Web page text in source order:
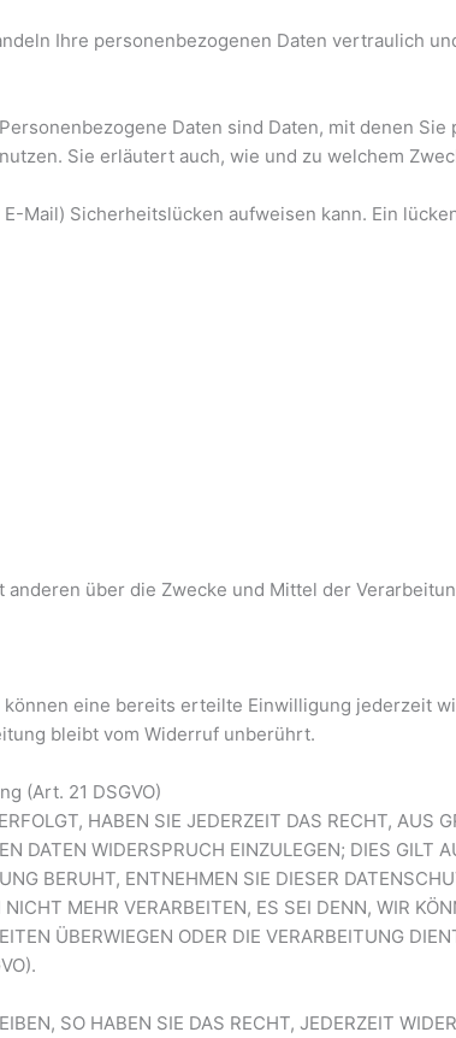
Ihre personenbezogenen Daten vertraulich
Daten sind Daten, mit denen
Sie erläutert auch, wie und zu welchem
Mail) Sicherheitslücken aufweisen kann. Ein
über die Zwecke und Mittel der
eine bereits erteilte Einwilligung jederzeit
bleibt vom Widerruf unberührt.
(Art. 21 DSGVO)
HABEN SIE JEDERZEIT DAS RECHT, AUS
DATEN WIDERSPRUCH EINZULEGEN; DIES GILT
BERUHT, ENTNEHMEN SIE DIESER
MEHR VERARBEITEN, ES SEI DENN, WIR
ÜBERWIEGEN ODER DIE VERARBEITUNG
SO HABEN SIE DAS RECHT, JEDERZEIT